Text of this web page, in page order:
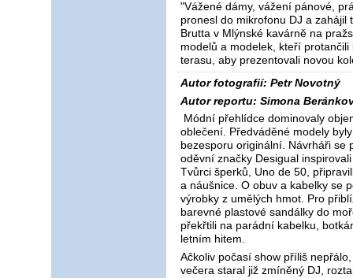
"Vážené dámy, vážení pánové,
pronesl do mikrofonu DJ a
Brutta v Mlýnské kavárně na
modelů a modelek, kteří
terasu, aby prezentovali novou
Autor fotografií: Petr Novotný
Autor reportu: Simona
Módní přehlídce dominovaly
oblečení. Předváděné modely
bezesporu originální. Návrháři se
oděvní značky Desigual
Tvůrci šperků, Uno de 50,
a náušnice. O obuv a kabelky se
výrobky z umělých hmot. Pro
barevné plastové sandálky do
překřtili na parádní kabelku,
letním hitem.
Ačkoliv počasí show příliš
večera staral již zmíněný DJ,